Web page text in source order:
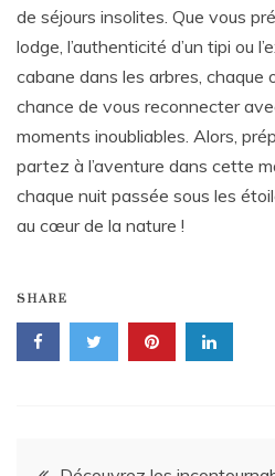
de séjours insolites. Que vous
lodge, l’authenticité d’un tipi ou
cabane dans les arbres, chaque
chance de vous reconnecter
moments inoubliables. Alors,
partez à l’aventure dans cette
chaque nuit passée sous les
au cœur de la nature !
SHARE